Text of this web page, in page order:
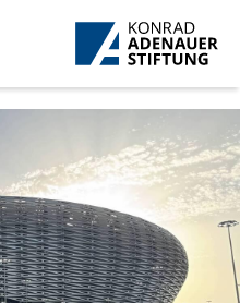
تخطي إلى المحتوى الرئيسي